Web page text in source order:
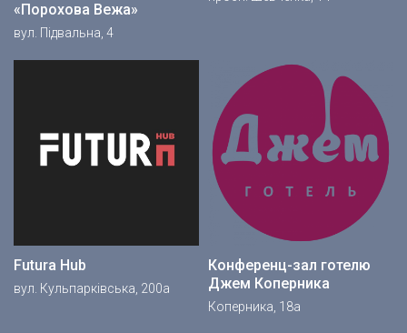
«Порохова Вежа»
вул. Підвальна, 4
Futura Hub
вул. Кульпарківська, 200а
Конференц-зал готелю
Джем Коперника
Коперника, 18а